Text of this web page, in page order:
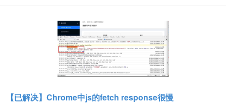
【已解决】Chrome中js的fetch response很慢